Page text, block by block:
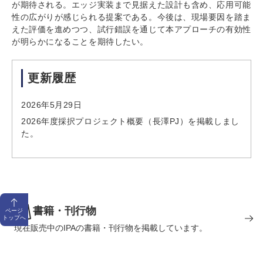
が期待される。エッジ実装まで見据えた設計も含め、応用可能
性の広がりが感じられる提案である。今後は、現場要因を踏ま
えた評価を進めつつ、試行錯誤を通じて本アプローチの有効性
が明らかになることを期待したい。
更新履歴
2026年5月29日
2026年度採択プロジェクト概要（長澤PJ）を掲載しまし
た。
ページ
トップへ
書籍・刊行物
現在販売中のIPAの書籍・刊行物を掲載しています。